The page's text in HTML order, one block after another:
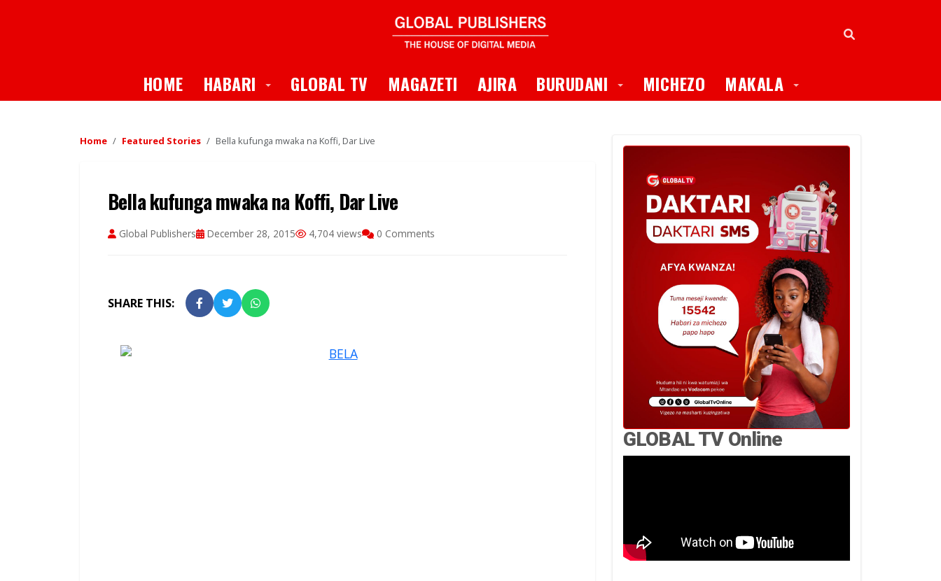
HOME HABARI Toggle Dropdown
GLOBAL TV MAGAZETI AJIRA BURUDANI Toggle Dropdown
MICHEZO MAKALA Toggle Dropdown
Home Featured Stories Bella kufunga mwaka na Koffi, Dar Live
Bella kufunga mwaka na Koffi, Dar Live
Global Publishers December 28, 2015 4,704 views 0 Comments
SHARE THIS:
GLOBAL TV Online